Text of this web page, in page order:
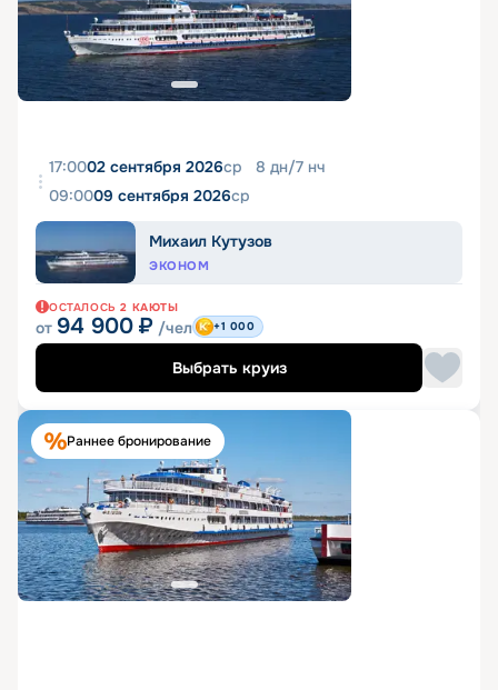
17:0002 сентября 2026ср 8 дн/7 нч
09:0009 сентября 2026ср
Михаил Кутузов
ЭКОНОМ
ОСТАЛОСЬ 2 КАЮТЫ
от 94 900 ₽ /чел +1 000
Выбрать круиз
Раннее бронирование